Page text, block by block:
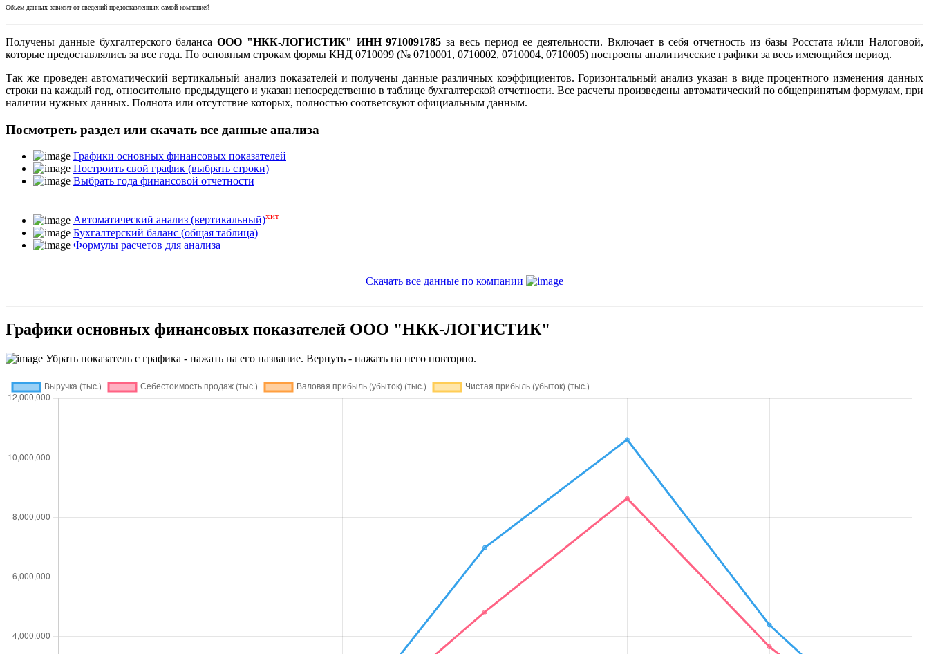
Обьем данных зависит от сведений предоставленных самой компанией
Получены данные бухгалтерского балансаООО "НКК-ЛОГИСТИК" ИНН 9710091785 за весь период ее деятельности. Включает в себя отчетность из базы Росстата и/или Налоговой,
которые предоставлялись за все года. По основным строкам формы КНД 0710099 (№ 0710001, 0710002, 0710004, 0710005) построены аналитические графики за весь имеющийся период.
Так же проведен автоматический вертикальный анализ показателей и получены данные различных коэффициентов. Горизонтальный анализ указан в виде процентного изменения данных
строки на каждый год, относительно предыдущего и указан непосредственно в таблице бухгалтерской отчетности. Все расчеты произведены автоматический по общепринятым формулам, при
наличии нужных данных. Полнота или отсутствие которых, полностью соответсвуют официальным данным.
Посмотреть раздел или скачать все данные анализа
Графики основных финансовых показателей
Построить свой график (выбрать строки)
Выбрать года финансовой отчетности
Автоматический анализ (вертикальный)хит
Бухгалтерский баланс (общая таблица)
Формулы расчетов для анализа
Скачать все данные по компании
Графики основных финансовых показателей ООО "НКК-ЛОГИСТИК"
Убрать показатель с графика - нажать на его название. Вернуть - нажать на него повторно.